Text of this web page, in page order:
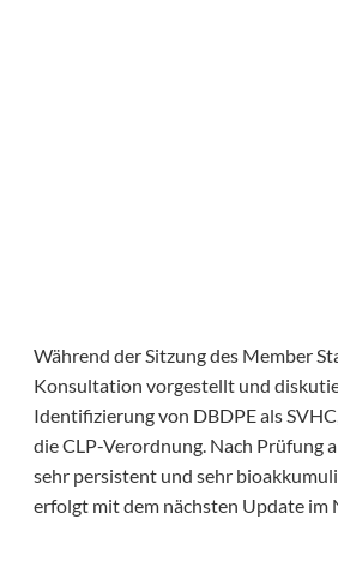
Während der Sitzung des Member
Konsultation vorgestellt und
Identifizierung von DBDPE als
die CLP-Verordnung. Nach Prüfung
sehr persistent und sehr
erfolgt mit dem nächsten Update im